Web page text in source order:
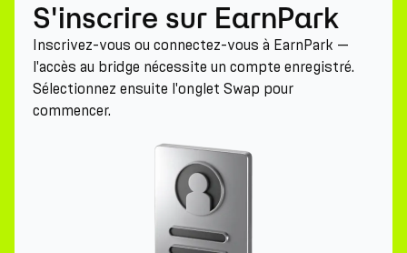
S'inscrire sur EarnPark
Inscrivez-vous ou connectez-vous à EarnPark —
l'accès au bridge nécessite un compte enregistré.
Sélectionnez ensuite l'onglet Swap pour
commencer.